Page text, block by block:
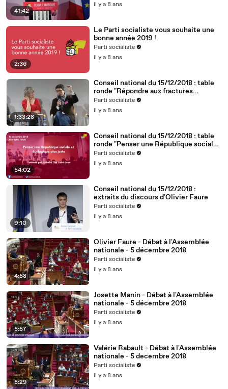
41:42
il y a 8 ans
2:36
Le Parti socialiste vous souhaite une
bonne année 2019 !
Parti socialiste
il y a 8 ans
1:33:28
Conseil national du 15/12/2018 : table
ronde "Répondre aux fractures
territoriales, républicaines et
démocratiques"
Parti socialiste
il y a 8 ans
54:02
Conseil national du 15/12/2018 : table
ronde "Penser une République sociale
et écologique plus juste"
Parti socialiste
il y a 8 ans
9:10
Conseil national du 15/12/2018 :
extraits du discours d'Olivier Faure
Parti socialiste
il y a 8 ans
4:58
Olivier Faure - Débat à l'Assemblée
nationale - 5 décembre 2018
Parti socialiste
il y a 8 ans
5:57
Josette Manin - Débat à l'Assemblée
nationale - 5 décembre 2018
Parti socialiste
il y a 8 ans
5:29
Valérie Rabault - Débat à l'Assemblée
nationale - 5 decembre 2018
Parti socialiste
il y a 8 ans